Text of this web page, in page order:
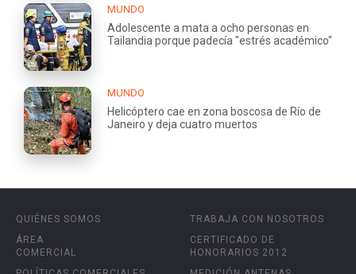
MUNDO
Adolescente a mata a ocho personas en
Tailandia porque padecía "estrés académico"
MUNDO
Helicóptero cae en zona boscosa de Río de
Janeiro y deja cuatro muertos
QUIÉNES SOMOS
ÁREA
COMERCIAL
TRABAJA CON NOSOTROS
CERTIFICADO DE
HONORARIOS 2012